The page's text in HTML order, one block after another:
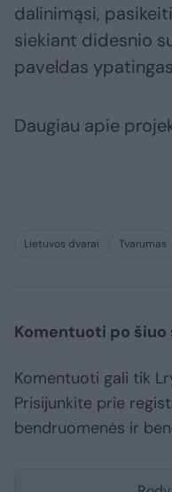
dalinimąsi,
siekiant didesnio
paveldas
Daugiau apie
Lietuvos dvarai Tvarumas
Komentuoti po
Komentuoti gali tik
Prisijunkite prie
bendruomenės ir